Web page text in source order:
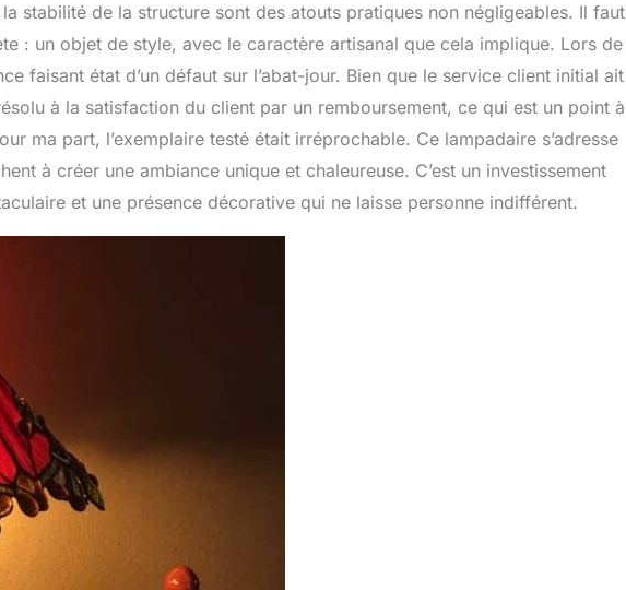
stabilité de la structure sont des atouts pratiques non négligeables. Il faut
: un objet de style, avec le caractère artisanal que cela implique. Lors de
faisant état d’un défaut sur l’abat-jour. Bien que le service client initial ait
à la satisfaction du client par un remboursement, ce qui est un point à
ma part, l’exemplaire testé était irréprochable. Ce lampadaire s’adresse
à créer une ambiance unique et chaleureuse. C’est un investissement
et une présence décorative qui ne laisse personne indifférent.